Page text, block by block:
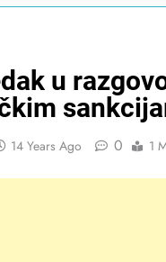
u
14 Years Ago 0 1